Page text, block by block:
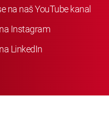
na naš YouTube kanal
Instagram
LinkedIn